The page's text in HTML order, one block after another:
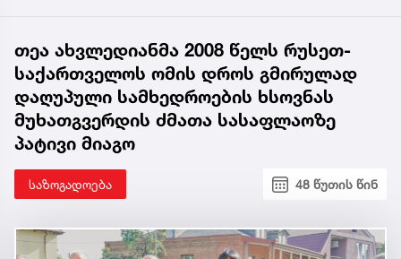
თეა ახვლედიანმა 2008 წელს რუსეთ-
საქართველოს ომის დროს გმირულად
დაღუპული სამხედროების ხსოვნას
მუხათგვერდის ძმათა სასაფლაოზე
პატივი მიაგო
საზოგადოება 48 წუთის წინ